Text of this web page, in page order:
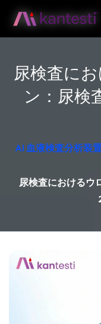
尿検査に
ン：尿検
AI 血液検査分析装
尿検査におけるウ